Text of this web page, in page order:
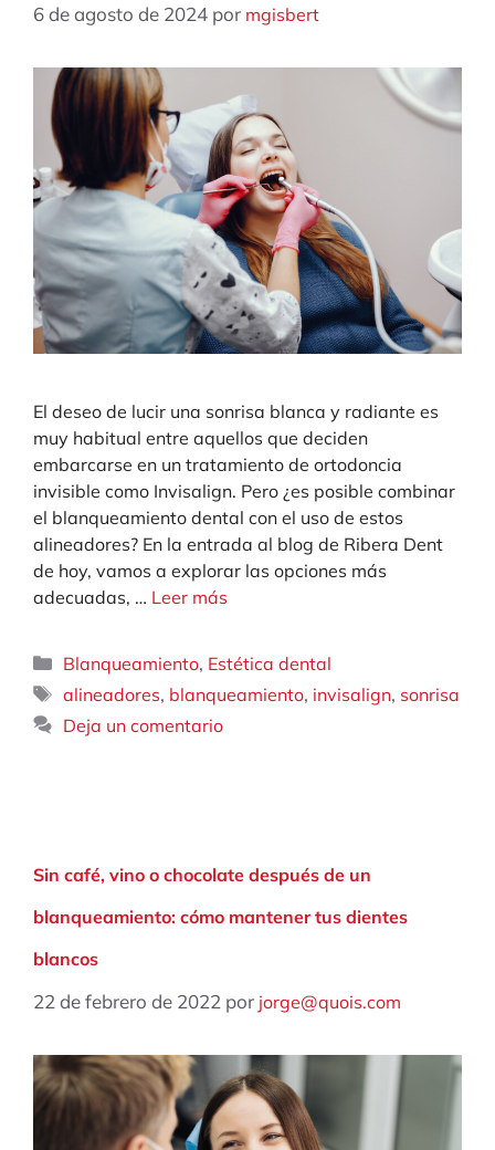
6 de agosto de 2024 por mgisbert
El deseo de lucir una sonrisa blanca y radiante es
muy habitual entre aquellos que deciden
embarcarse en un tratamiento de ortodoncia
invisible como Invisalign. Pero ¿es posible combinar
el blanqueamiento dental con el uso de estos
alineadores? En la entrada al blog de Ribera Dent
de hoy, vamos a explorar las opciones más
adecuadas, … Leer más
Categorías
Blanqueamiento, Estética dental
Etiquetas
alineadores, blanqueamiento, invisalign, sonrisa
Deja un comentario
Sin café, vino o chocolate después de un
blanqueamiento: cómo mantener tus dientes
blancos
22 de febrero de 2022 por jorge@quois.com